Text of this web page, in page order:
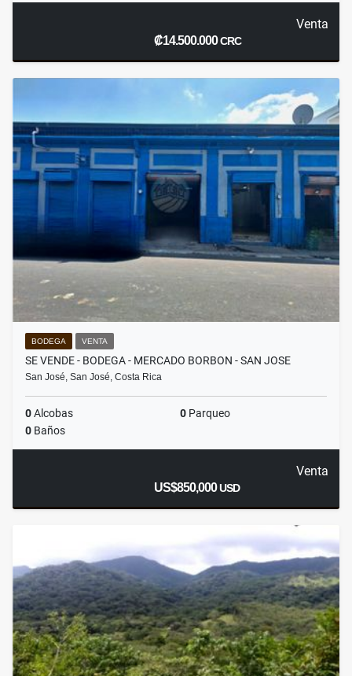
Venta
₡14.500.000CRC
BODEGA VENTA
SE VENDE - BODEGA - MERCADO BORBON - SAN JOSE
San José, San José, Costa Rica
0Alcobas 0 Parqueo
0 Baños
Venta
US$850,000USD